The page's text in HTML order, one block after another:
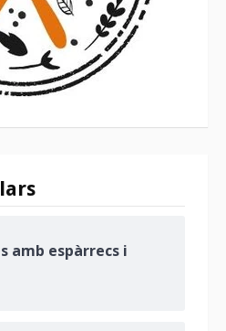
amb espàrrecs i